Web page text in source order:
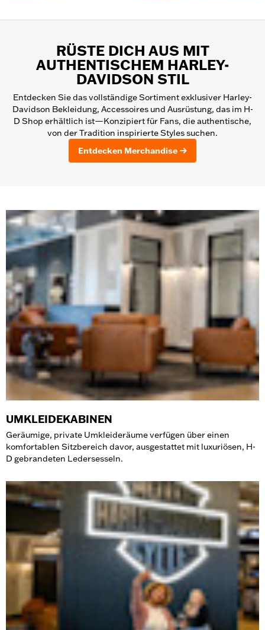
RÜSTE DICH AUS MIT
AUTHENTISCHEM HARLEY-
DAVIDSON STIL
Entdecken Sie das vollständige Sortiment exklusiver Harley-
Davidson Bekleidung, Accessoires und Ausrüstung, das im H-
D Shop erhältlich ist—Konzipiert für Fans, die authentische,
von der Tradition inspirierte Styles suchen.
Entdecken Merchandise
UMKLEIDEKABINEN
Geräumige, private Umkleideräume verfügen über einen
komfortablen Sitzbereich davor, ausgestattet mit luxuriösen, H-
D gebrandeten Ledersesseln.